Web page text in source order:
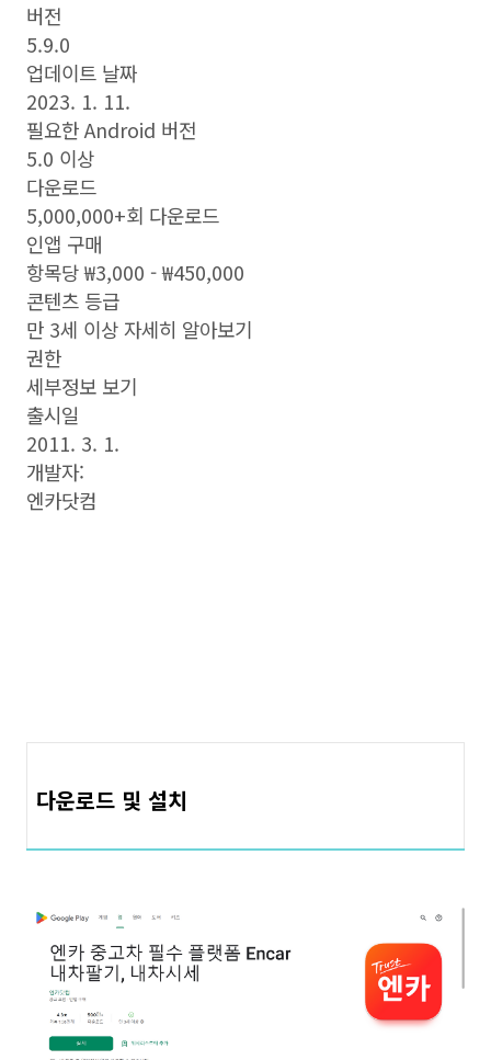
버전
5.9.0
업데이트 날짜
2023. 1. 11.
필요한 Android 버전
5.0 이상
다운로드
5,000,000+회 다운로드
인앱 구매
항목당 ₩3,000 - ₩450,000
콘텐츠 등급
만 3세 이상 자세히 알아보기
권한
세부정보 보기
출시일
2011. 3. 1.
개발자:
엔카닷컴
다운로드 및 설치